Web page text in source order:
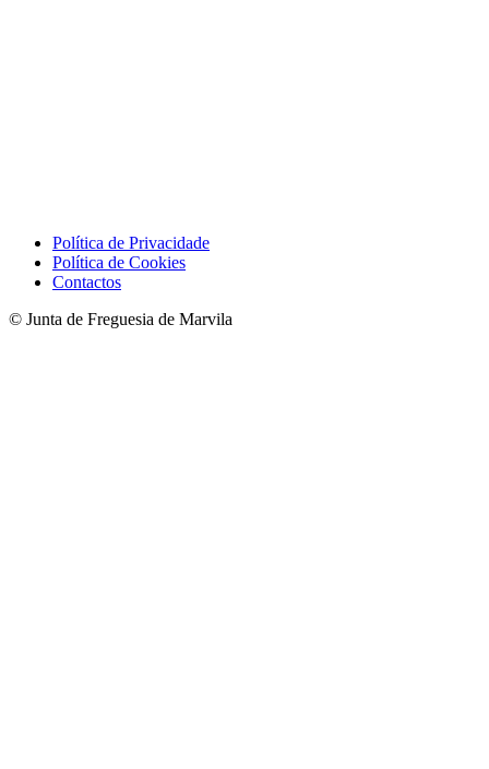
Política de Privacidade
Política de Cookies
Contactos
© Junta de Freguesia de Marvila